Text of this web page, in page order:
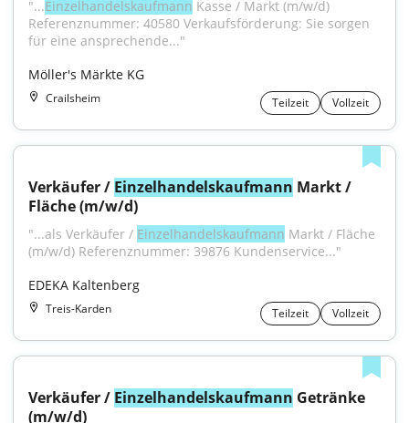
"...Einzelhandelskaufmann Kasse / Markt (m/w/d)
Referenznummer: 40580 Verkaufsförderung: Sie sorgen
für eine ansprechende..."
Möller's Märkte KG
Crailsheim Teilzeit Vollzeit
Verkäufer / Einzelhandelskaufmann Markt /
Fläche (m/w/d)
"...als Verkäufer / Einzelhandelskaufmann Markt / Fläche
(m/w/d) Referenznummer: 39876 Kundenservice..."
EDEKA Kaltenberg
Treis-Karden Teilzeit Vollzeit
Verkäufer / Einzelhandelskaufmann Getränke
(m/w/d)